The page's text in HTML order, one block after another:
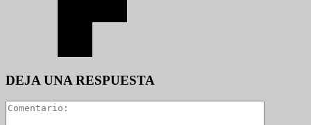
DEJA UNA RESPUESTA